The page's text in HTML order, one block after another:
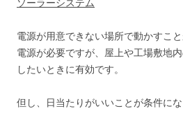
電源が用意できない場所で動かすこ
電源が必要ですが、屋上や工場敷地
したいときに有効です。
但し、日当たりがいいことが条件にな